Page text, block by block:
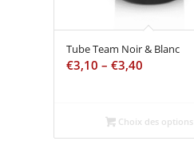
Tube Team Noir & Blanc
€3,10 – €3,40
Choix des options